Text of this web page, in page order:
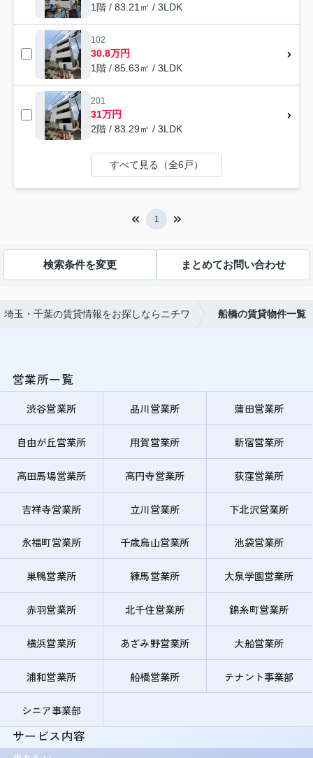
1階 / 83.21㎡ / 3LDK
102
30.8万円
1階 / 85.63㎡ / 3LDK
201
31万円
2階 / 83.29㎡ / 3LDK
すべて見る（全6戸）
1
検索条件を変更 まとめてお問い合わせ
埼玉・千葉の賃貸情報をお探しならニチワ 船橋の賃貸物件一覧
営業所一覧
渋谷営業所 品川営業所 蒲田営業所
自由が丘営業所 用賀営業所 新宿営業所
高田馬場営業所 高円寺営業所 荻窪営業所
吉祥寺営業所 立川営業所 下北沢営業所
永福町営業所 千歳烏山営業所 池袋営業所
巣鴨営業所 練馬営業所 大泉学園営業所
赤羽営業所 北千住営業所 錦糸町営業所
横浜営業所 あざみ野営業所 大船営業所
浦和営業所 船橋営業所 テナント事業部
シニア事業部
サービス内容